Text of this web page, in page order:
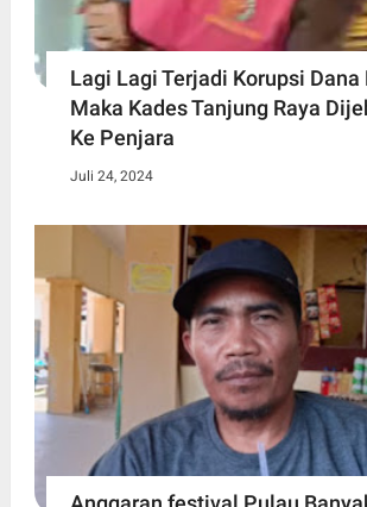
Lagi Lagi Terjadi Korupsi Dana
Maka Kades Tanjung Raya
Ke Penjara
Juli 24, 2024